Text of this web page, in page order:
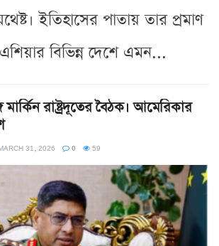
ইতিহাসের পাতায় তার প্রমাণ
বিভিন্ন দেশে এমন...
মার্কিন রাষ্ট্রদূতের বৈঠক। আমেরিকার
31, 2026 0 59